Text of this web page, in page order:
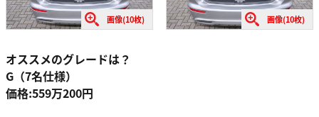
画像(10枚) 画像(10枚)
オススメのグレードは？
G（7名仕様）
価格:559万200円